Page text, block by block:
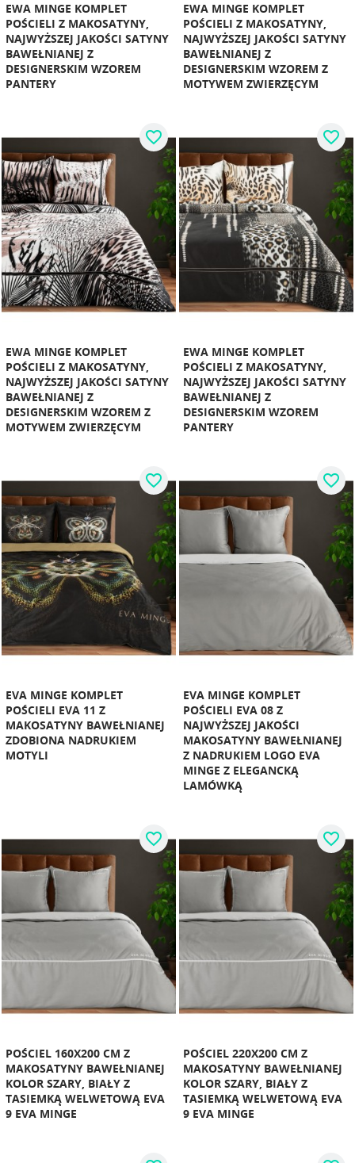
EWA MINGE KOMPLET
POŚCIELI Z MAKOSATYNY,
NAJWYŻSZEJ JAKOŚCI SATYNY
BAWEŁNIANEJ Z
DESIGNERSKIM WZOREM
PANTERY
EWA MINGE KOMPLET
POŚCIELI Z MAKOSATYNY,
NAJWYŻSZEJ JAKOŚCI SATYNY
BAWEŁNIANEJ Z
DESIGNERSKIM WZOREM Z
MOTYWEM ZWIERZĘCYM
EWA MINGE KOMPLET
POŚCIELI Z MAKOSATYNY,
NAJWYŻSZEJ JAKOŚCI SATYNY
BAWEŁNIANEJ Z
DESIGNERSKIM WZOREM Z
MOTYWEM ZWIERZĘCYM
favorite_border
EWA MINGE KOMPLET
POŚCIELI Z MAKOSATYNY,
NAJWYŻSZEJ JAKOŚCI SATYNY
BAWEŁNIANEJ Z
DESIGNERSKIM WZOREM
PANTERY
favorite_border
EVA MINGE KOMPLET
POŚCIELI EVA 11 Z
MAKOSATYNY BAWEŁNIANEJ
ZDOBIONA NADRUKIEM
MOTYLI
favorite_border
EVA MINGE KOMPLET
POŚCIELI EVA 08 Z
NAJWYŻSZEJ JAKOŚCI
MAKOSATYNY BAWEŁNIANEJ
Z NADRUKIEM LOGO EVA
MINGE Z ELEGANCKĄ
LAMÓWKĄ
favorite_border
POŚCIEL 160X200 CM Z
MAKOSATYNY BAWEŁNIANEJ
KOLOR SZARY, BIAŁY Z
TASIEMKĄ WELWETOWĄ EVA
9 EVA MINGE
favorite_border
POŚCIEL 220X200 CM Z
MAKOSATYNY BAWEŁNIANEJ
KOLOR SZARY, BIAŁY Z
TASIEMKĄ WELWETOWĄ EVA
9 EVA MINGE
favorite_border